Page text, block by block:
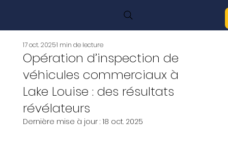
Opération d’inspection de
véhicules commerciaux à
Lake Louise : des résultats
révélateurs
17 oct. 20251 min de lecture
Dernière mise à jour : 18 oct. 2025